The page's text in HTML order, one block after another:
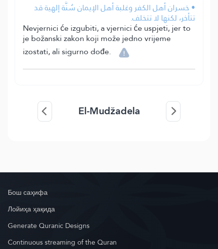
• خسران أهل الكفر وغلبة أهل الإيمان سُنَّة إلهية قد
تتأخر، لكنها لا تتخلف.
Nevjernici će izgubiti, a vjernici će uspjeti, jer to
je božanski zakon koji može jedno vrijeme
izostati, ali sigurno dođe.
El-Mudžadela
Бош саҳифа
Лойиҳа ҳақида
Generate Quranic Designs
Continuous streaming of the Quran